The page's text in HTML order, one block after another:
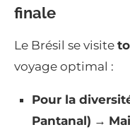
finale
Le Brésil se visite
voyage optimal :
Pour la
Pantanal) →